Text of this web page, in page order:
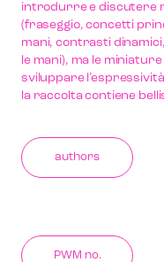
introdurre e discutere
(fraseggio, concetti
mani, contrasti
le mani), ma le
sviluppare
la raccolta contiene
authors
PWM no.